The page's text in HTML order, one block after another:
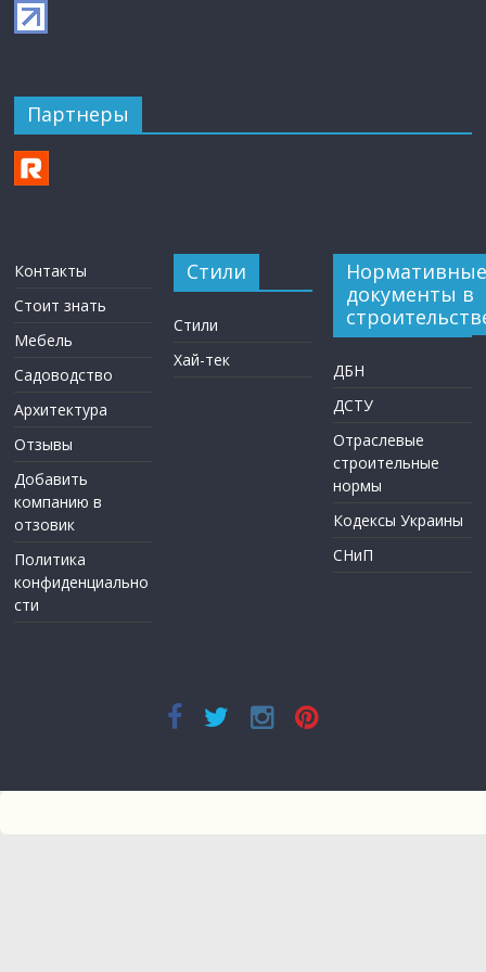
Партнеры
Контакты
Стоит знать
Мебель
Садоводство
Архитектура
Отзывы
Добавить
компанию в
отзовик
Политика
конфиденциально
сти
Стили
Стили
Хай-тек
Нормативные
документы в
ДБН
ДСТУ
Отраслевые
строительные
нормы
Кодексы Украины
СНиП